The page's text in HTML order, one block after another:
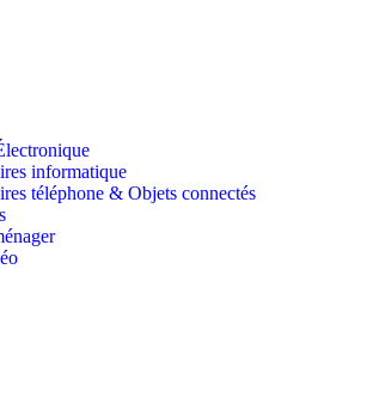
informatique
téléphone & Objets connectés